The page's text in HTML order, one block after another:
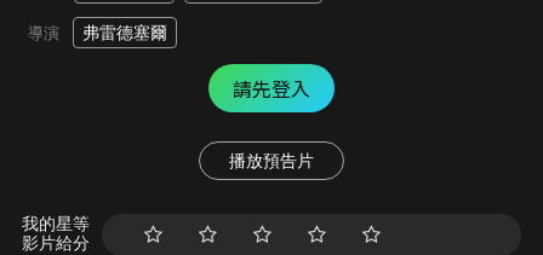
導演 弗雷德塞爾
請先登入
播放預告片
我的星等
影片給分